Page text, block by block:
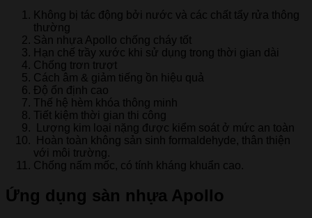
Không bị tác động bởi nước và các chất tẩy rửa thông
thường
Sàn nhựa Apollo chống cháy tốt
Hạn chế trầy xước khi sử dụng trong thời gian dài
Chống trơn trượt
Cách âm & giảm tiếng ồn hiệu quả
Độ ổn định cao
Thế hệ hèm khóa thông minh
Tiết kiệm thời gian thi công
Lượng kim loại nặng được kiểm soát ở mức an toàn
Hoàn toàn không sản sinh formaldehyde, thân thiện
với môi trường.
Chống nấm mốc, có tính kháng khuẩn cao.
Ứng dụng sàn nhựa Apollo